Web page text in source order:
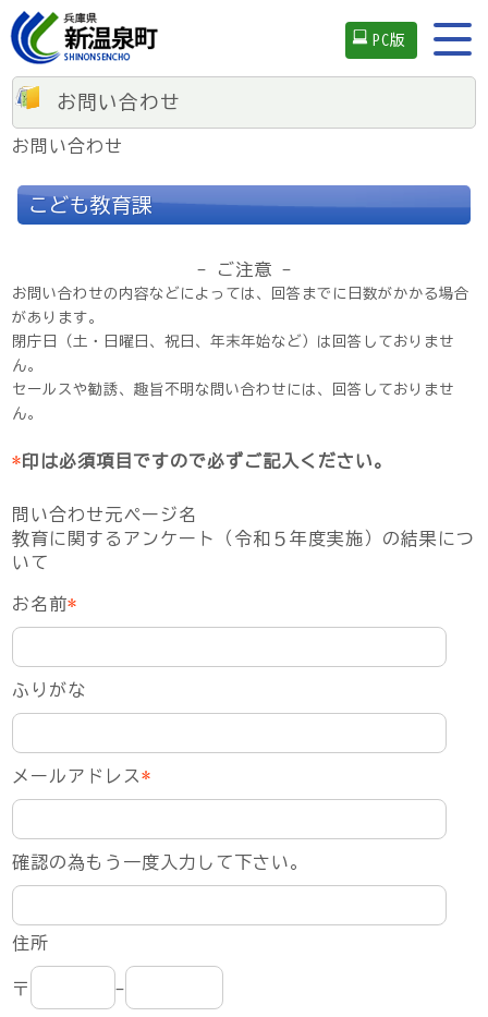
PC版
お問い合わせ
お問い合わせ
こども教育課
- ご注意 -
お問い合わせの内容などによっては、回答までに日数がかかる場合
があります。
閉庁日（土・日曜日、祝日、年末年始など）は回答しておりませ
ん。
セールスや勧誘、趣旨不明な問い合わせには、回答しておりませ
ん。
*印は必須項目ですので必ずご記入ください。
問い合わせ元ページ名
教育に関するアンケート（令和５年度実施）の結果につ
いて
お名前*
ふりがな
メールアドレス*
確認の為もう一度入力して下さい。
住所
〒 -